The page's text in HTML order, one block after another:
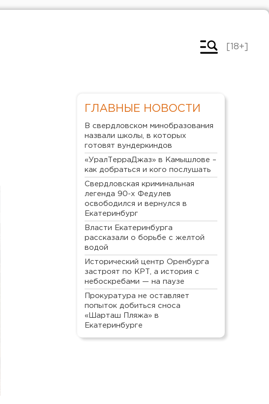
[18+]
ГЛАВНЫЕ НОВОСТИ
В свердловском минобразования
назвали школы, в которых
готовят вундеркиндов
«УралТерраДжаз» в Камышлове –
как добраться и кого послушать
Свердловская криминальная
легенда 90-х Федулев
освободился и вернулся в
Екатеринбург
Власти Екатеринбурга
рассказали о борьбе с желтой
водой
Исторический центр Оренбурга
застроят по КРТ, а история с
небоскребами — на паузе
Прокуратура не оставляет
попыток добиться сноса
«Шарташ Пляжа» в
Екатеринбурге